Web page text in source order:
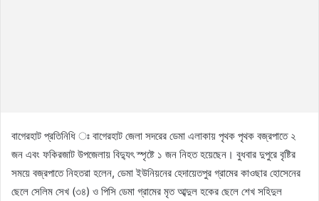
বাগেরহাট প্রতিনিধি ঃ বাগেরহাট জেলা সদরের ডেমা এলাকায় পৃথক পৃথক বজ্রপাতে ২
জন এবং ফকিরজাট উপজেলায় বিদ্যুৎ স্পৃষ্টে ১ জন নিহত হয়েছেন। বুধবার দুপুরে বৃষ্টির
সময়ে বজ্রপাতে নিহতরা হলেন, ডেমা ইউনিয়নের হেদায়েতপুর গ্রামের কাওছার হোসেনের
ছেলে সেলিম সেখ (৩৪) ও পিসি ডেমা গ্রামের মৃত আব্দুল হকের ছেলে শেখ সহিদুল